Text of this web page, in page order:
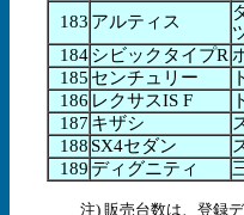
183 アルティス
184 シビックタイプR
185 センチュリー
186 レクサスIS F
187 キザシ
188 SX4セダン
189 ディグニティ
注) 販売台数は、登録